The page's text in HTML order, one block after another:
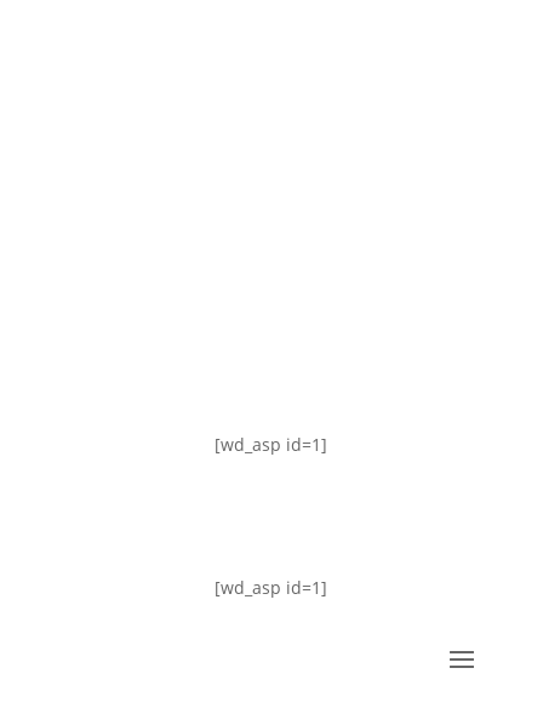
[wd_asp id=1]
[wd_asp id=1]